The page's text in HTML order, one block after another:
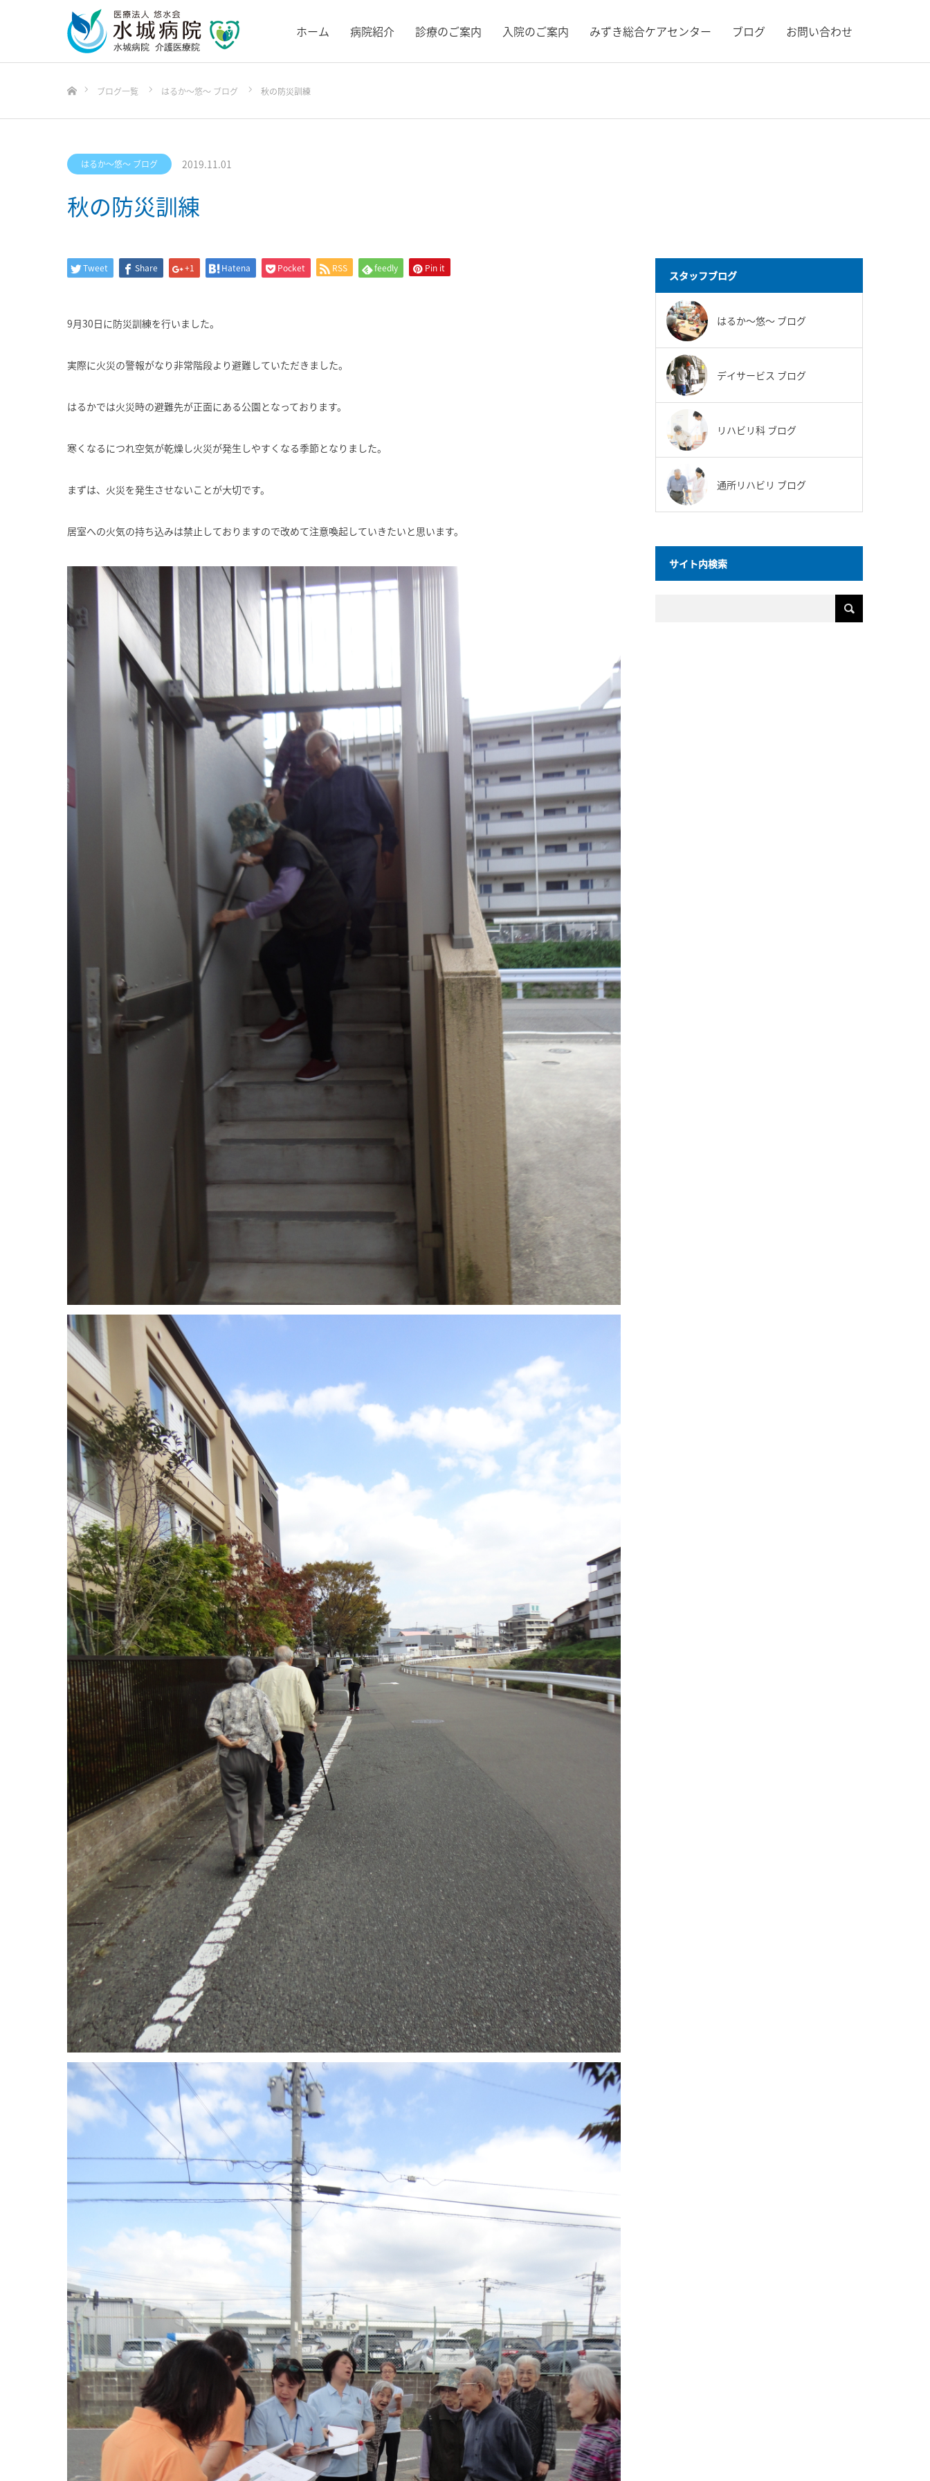
ホーム 病院紹介 診療のご案内 ⼊院のご案内 みずき総合ケアセンター ブログ お問い合わせ
ブログ一覧
はるか〜悠〜 ブログ 秋の防災訓練
はるか〜悠〜 ブログ 2019.11.01
秋の防災訓練
Tweet Share +1 Hatena Pocket RSS feedly Pin it
9月30日に防災訓練を行いました。
実際に火災の警報がなり非常階段より避難していただきました。
はるかでは火災時の避難先が正面にある公園となっております。
寒くなるにつれ空気が乾燥し火災が発生しやすくなる季節となりました。
まずは、火災を発生させないことが大切です。
居室への火気の持ち込みは禁止しておりますので改めて注意喚起していきたいと思います。
スタッフブログ
はるか〜悠〜 ブログ
デイサービス ブログ
リハビリ科 ブログ
通所リハビリ ブログ
サイト内検索